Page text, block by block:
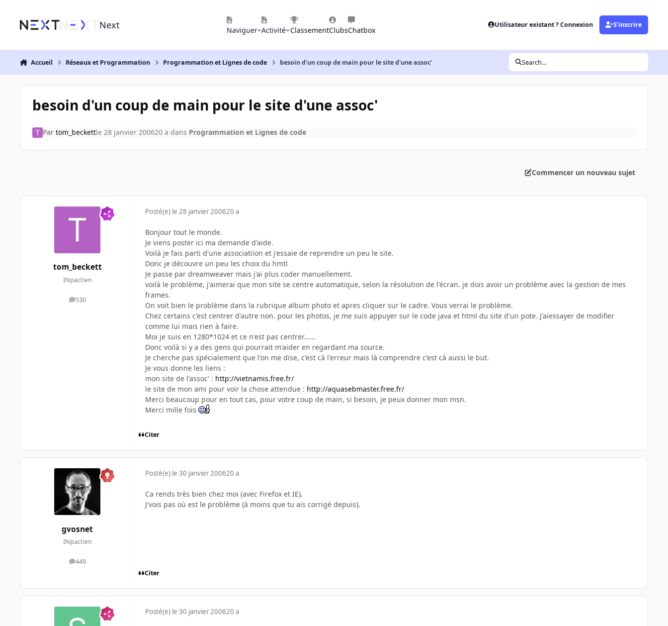
Next Naviguer Activité ClassementClubsChatbox
Utilisateur existant ? Connexion S’inscrire
Accueil Réseaux et Programmation Programmation et Lignes de code besoin d'un coup de main pour le site d'une assoc' Search...
besoin d'un coup de main pour le site d'une assoc'
Par tom_beckettle 28 janvier 200620 a dans Programmation et Lignes de code
Commencer un nouveau sujet
tom_beckett
INpactien
530
messages
Posté(e) le 28 janvier 200620 a
Bonjour tout le monde.
Je viens poster ici ma demande d'aide.
Voilà je fais parti d'une associatiion et j'essaie de reprendre un peu le site.
Donc je découvre un peu les choix du hmtl
Je passe par dreamweaver mais j'ai plus coder manuellement.
voilà le problème, j'aimerai que mon site se centre automatique, selon la résolution de l'écran. je dois avoir un problème avec la gestion de mes
frames.
On voit bien le problème dans la rubrique album photo et apres cliquer sur le cadre. Vous verrai le problème.
Chez certains c'est centrer d'autre non. pour les photos, je me suis appuyer sur le code java et html du site d'un pote. J'aiessayer de modifier
comme lui mais rien à faire.
Moi je suis en 1280*1024 et ce n'est pas centrer......
Donc voilà si y a des gens qui pourrait m'aider en regardant ma source.
Je cherche pas spécialement que l'on me dise, c'est cà l'erreur mais là comprendre c'est cà aussi le but.
Je vous donne les liens :
mon site de l'assoc' : http://vietnamis.free.fr/
le site de mon ami pour voir la chose attendue : http://aquasebmaster.free.fr/
Merci beaucoup pour en tout cas, pour votre coup de main, si besoin, je peux donner mon msn.
Merci mille fois
Citer
gvosnet
INpactien
449
messages
Posté(e) le 30 janvier 200620 a
Ca rends très bien chez moi (avec Firefox et IE).
J'vois pas où est le problème (à moins que tu ais corrigé depuis).
Citer
Posté(e) le 30 janvier 200620 a